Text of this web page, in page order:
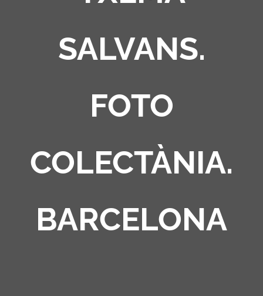
SALVANS.
FOTO
COLECTÀNIA.
BARCELONA